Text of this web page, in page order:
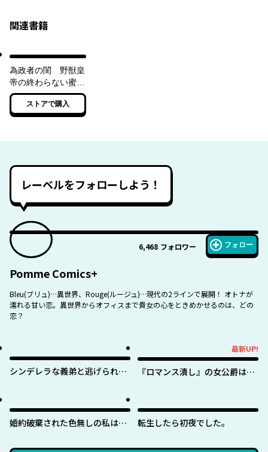
関連書籍
為政者の閨 野獣皇
帝の終わらない蜜夜
【電子書籍版】
ストアで購入
レーベルをフォローしよう！
6,468 フォロワー フォロー
Pomme Comics+
Bleu(ブリュ)…異世界、Rouge(ルージュ)…現代の2ラインで展開！ オトナが
濡れる甘い恋。異世界からオフィスまで貴女の心をときめかせるのは、どの
恋？
シンデレラな義弟と逃げられな
最新UP!
『ロマンス潰し』の女公爵は第
婚約破棄された色無しの私は、
る
転生したら初夜でした。